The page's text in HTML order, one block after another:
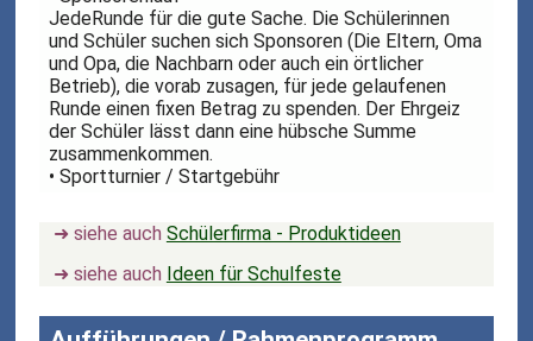
JedeRunde für die gute Sache. Die Schülerinnen
und Schüler suchen sich Sponsoren (Die Eltern, Oma
und Opa, die Nachbarn oder auch ein örtlicher
Betrieb), die vorab zusagen, für jede gelaufenen
Runde einen fixen Betrag zu spenden. Der Ehrgeiz
der Schüler lässt dann eine hübsche Summe
zusammenkommen.
• Sportturnier / Startgebühr
➜ siehe auch Schülerfirma - Produktideen
➜ siehe auch Ideen für Schulfeste